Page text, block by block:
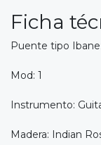
Ficha
Puente tipo
Mod: 1
Instrumento:
Madera: Indian